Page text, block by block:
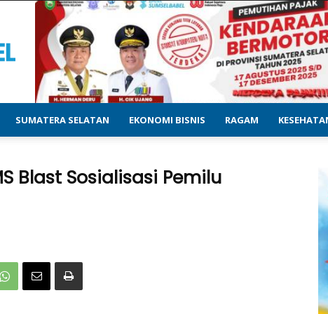
SUMATERA SELATAN EKONOMI BISNIS RAGAM
Blast Sosialisasi Pemilu